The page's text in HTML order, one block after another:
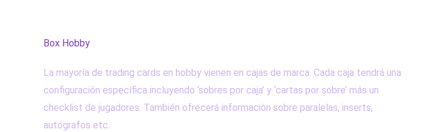
Box Hobby
La mayoría de trading cards en hobby vienen en cajas de marca. Cada caja tendrá una
configuración específica incluyendo ‘sobres por caja’ y ‘cartas por sobre’ más un
checklist de jugadores. También ofrecerá información sobre paralelas, inserts,
autógrafos etc.